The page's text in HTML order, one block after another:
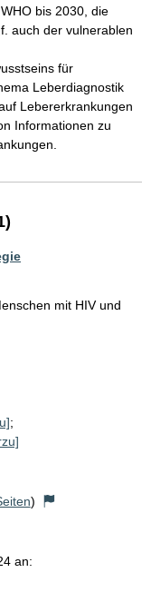
bis 2030, die
auch der vulnerablen
für
Leberdiagnostik
Lebererkrankungen
Informationen zu
mit HIV und
;
)
an: